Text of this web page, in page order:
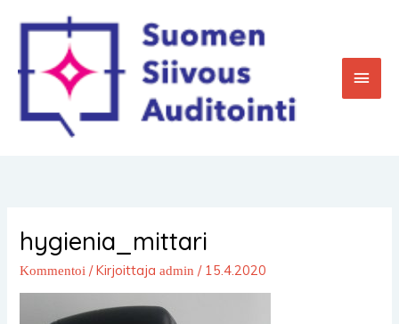
sisältöön
hygienia_mittari
Kommentoi / Kirjoittajaadmin/ 15.4.2020